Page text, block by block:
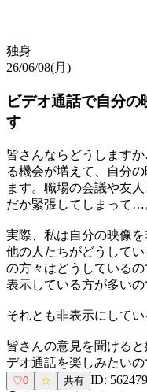
独身
26/06/08(月)
ビデオ通話で自分
す
皆さんならどうします
る機会が増えて、自分
ます。職場の会議や友
だか緊張してしまって…
実際、私は自分の映像
他の人たちがどうして
の方々はどうしている
表示している方が多いの
それとも非表示にして
皆さんの意見を聞ける
デオ通話を楽しみたい
♡0 ☆ 共有 ID: 562479